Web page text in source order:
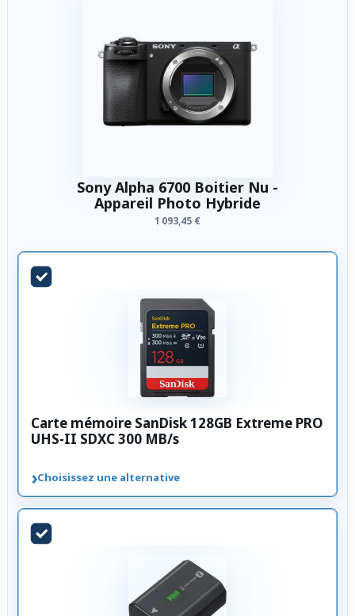
Sony Alpha 6700 Boitier Nu -
Appareil Photo Hybride
1 093,45 €
Carte mémoire SanDisk 128GB Extreme PRO
UHS-II SDXC 300 MB/s
›Choisissez une alternative